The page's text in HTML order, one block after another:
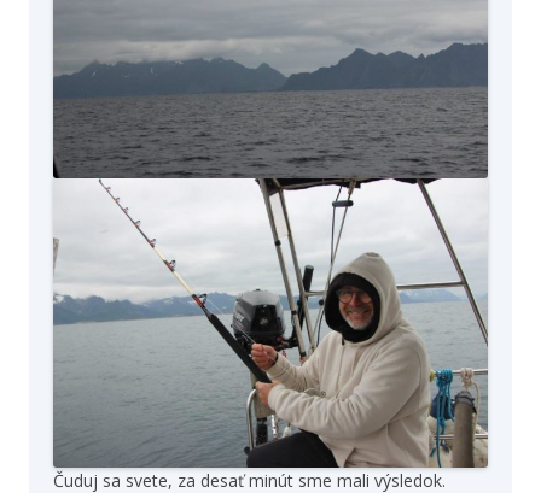
Čuduj sa svete, za desať minút sme mali výsledok.